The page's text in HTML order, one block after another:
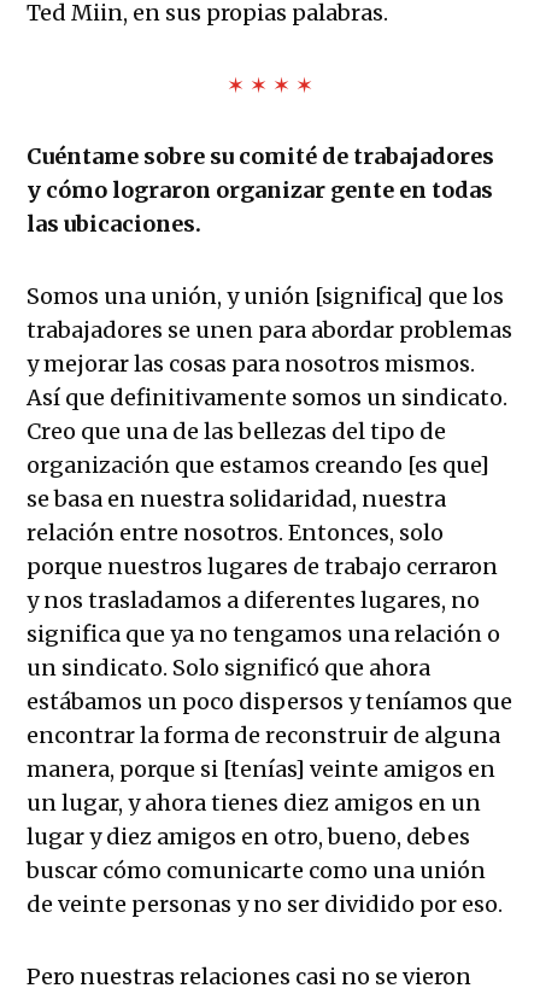
Ted Miin, en sus propias palabras.
✶ ✶ ✶ ✶
Cuéntame sobre su comité de trabajadores
y cómo lograron organizar gente en todas
las ubicaciones.
Somos una unión, y unión [significa] que los
trabajadores se unen para abordar problemas
y mejorar las cosas para nosotros mismos.
Así que definitivamente somos un sindicato.
Creo que una de las bellezas del tipo de
organización que estamos creando [es que]
se basa en nuestra solidaridad, nuestra
relación entre nosotros. Entonces, solo
porque nuestros lugares de trabajo cerraron
y nos trasladamos a diferentes lugares, no
significa que ya no tengamos una relación o
un sindicato. Solo significó que ahora
estábamos un poco dispersos y teníamos que
encontrar la forma de reconstruir de alguna
manera, porque si [tenías] veinte amigos en
un lugar, y ahora tienes diez amigos en un
lugar y diez amigos en otro, bueno, debes
buscar cómo comunicarte como una unión
de veinte personas y no ser dividido por eso.
Pero nuestras relaciones casi no se vieron